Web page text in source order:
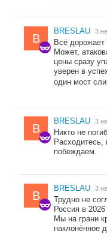
B
BRESLAU 3
Всё
Может,
цены сразу
уверен в
один мост
B
BRESLAU 3
Никто не
побеждаем.
B
BRESLAU 3
Трудно не
Россия в
Мы на грани
наклонённое